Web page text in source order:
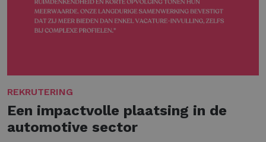
REKRUTERING
Een impactvolle plaatsing in de
automotive sector